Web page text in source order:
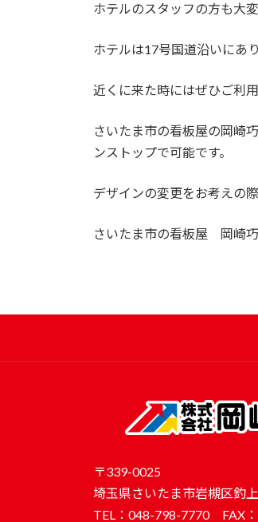
ホテルのスタッフの方も大
ホテルは17号国道沿いにあり
近くに来た時にはぜひご利用
さいたま市の看板屋の岡崎
ンストップで可能です。
デザインの変更をお考えの
さいたま市の看板屋 岡崎
〒339-0025
埼玉県さいたま市岩槻区釣
TEL：048-798-7770 FAX